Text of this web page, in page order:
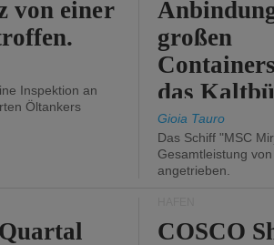
von einer
Inspektion an
Öltankers
großen
das
Gioia Tauro
Das Schiff "MSC
Gesamtleistung
angetrieben.
COSCO